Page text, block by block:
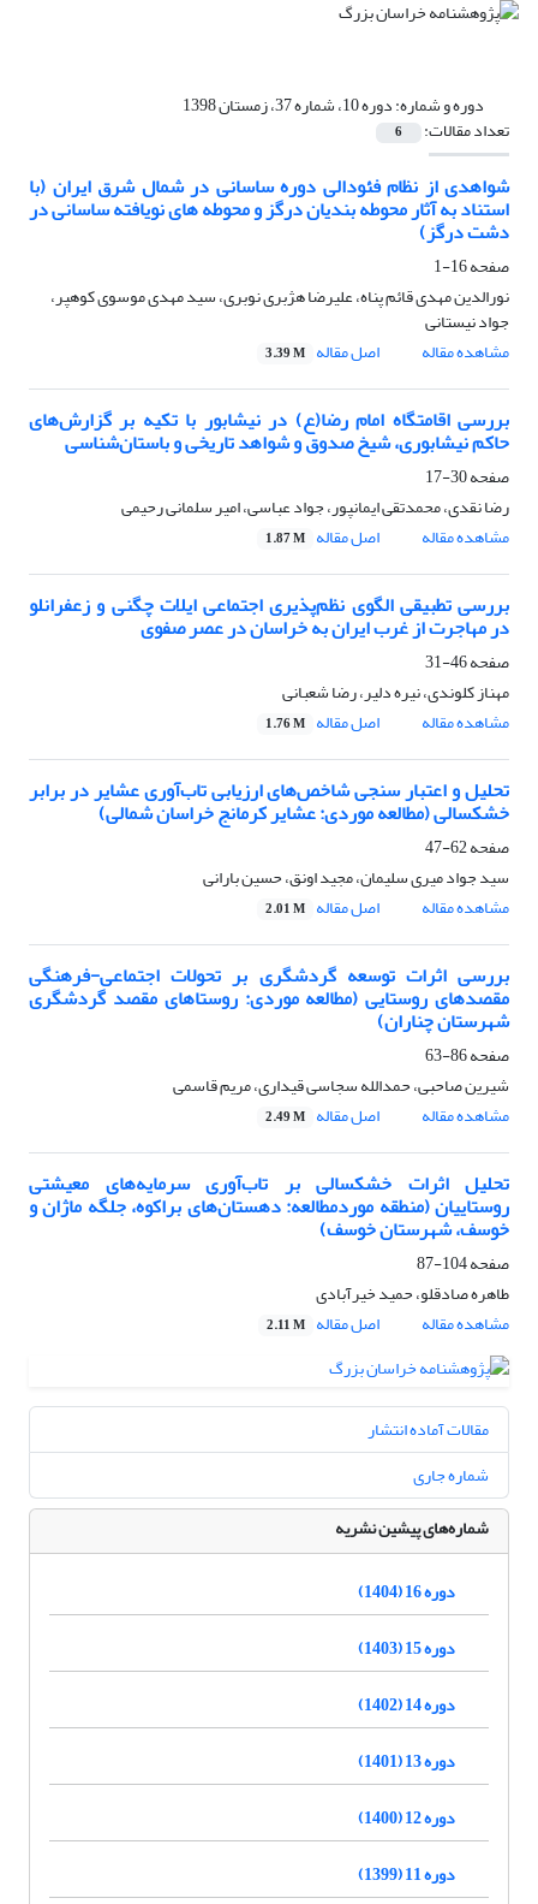
دوره و شماره:دوره 10، شماره 37، زمستان 1398
تعداد مقالات: 6
شواهدی از نظام فئودالی دوره ساسانی در شمال شرق ایران (با
استناد به آثار محوطه بندیان درگز و محوطه های نویافته ساسانی در
دشت درگز)
صفحه16-1
نورالدین مهدی قائم پناه، علیرضا هژبری نوبری، سید مهدی موسوی کوهپر،
جواد نیستانی
مشاهده مقاله
اصل مقاله 3.39 M
بررسی اقامتگاه امام رضا(ع) در نیشابور با تکیه بر گزارش‌های
حاکم نیشابوری، شیخ صدوق و شواهد تاریخی و باستان‌شناسی
صفحه30-17
رضا نقدی، محمدتقی ایمانپور، جواد عباسی، امیر سلمانی رحیمی
مشاهده مقاله
اصل مقاله 1.87 M
بررسی تطبیقی الگوی نظم‌پذیری اجتماعی ایلات چگنی و زعفرانلو
در مهاجرت از غرب ایران به خراسان در عصر صفوی
صفحه46-31
مهناز کلوندی، نیره دلیر، رضا شعبانی
مشاهده مقاله
اصل مقاله 1.76 M
تحلیل و اعتبار سنجی شاخص‌های ارزیابی تاب‌آوری عشایر در برابر
خشکسالی (مطالعه موردی: عشایر کرمانج خراسان شمالی)
صفحه62-47
سید جواد میری سلیمان، مجید اونق، حسین بارانی
مشاهده مقاله
اصل مقاله 2.01 M
بررسی اثرات توسعه گردشگری بر تحولات اجتماعی-فرهنگی
مقصدهای روستایی (مطالعه موردی: روستاهای مقصد گردشگری
شهرستان چناران)
صفحه86-63
شیرین صاحبی، حمدالله سجاسی قیداری، مریم قاسمی
مشاهده مقاله
اصل مقاله 2.49 M
تحلیل اثرات خشکسالی بر تاب‌آوری سرمایه‌های معیشتی
روستاییان (منطقه موردمطالعه: دهستان‌های براکوه، جلگه ماژان و
خوسف، شهرستان خوسف)
صفحه104-87
طاهره صادقلو، حمید خیرآبادی
مشاهده مقاله
اصل مقاله 2.11 M
مقالات آماده انتشار
شماره جاری
شماره‌های پیشین نشریه
دوره 16 (1404)
دوره 15 (1403)
دوره 14 (1402)
دوره 13 (1401)
دوره 12 (1400)
دوره 11 (1399)